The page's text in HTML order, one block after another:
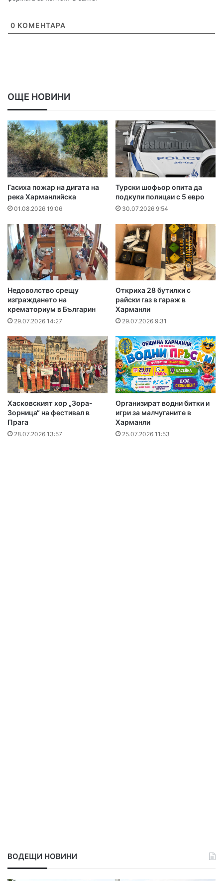
0 КОМЕНТАРА
ОЩЕ НОВИНИ
Гасиха пожар на дигата на
река Харманлийска
01.08.2026 19:06
Турски шофьор опита да
подкупи полицаи с 5 евро
30.07.2026 9:54
Недоволство срещу
изграждането на
крематориум в Българин
29.07.2026 14:27
Откриха 28 бутилки с
райски газ в гараж в
Харманли
29.07.2026 9:31
Хасковският хор „Зора-
Зорница“ на фестивал в
Прага
28.07.2026 13:57
Организират водни битки и
игри за малчуганите в
Харманли
25.07.2026 11:53
ВОДЕЩИ НОВИНИ